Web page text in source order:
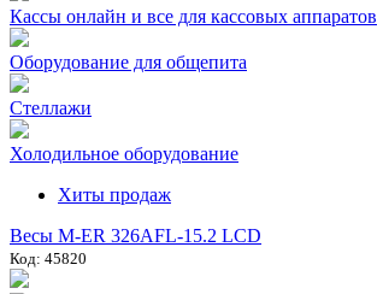
Кассы онлайн и все для кассовых аппаратов
Оборудование для общепита
Стеллажи
Холодильное оборудование
Хиты продаж
Весы M-ER 326AFL-15.2 LCD
Код: 45820